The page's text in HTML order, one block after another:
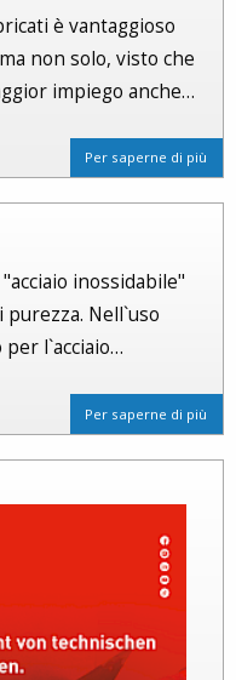
è vantaggioso
non solo, visto che
impiego anche…
Per saperne di più
inossidabile"
Nell`uso
l`acciaio…
Per saperne di più